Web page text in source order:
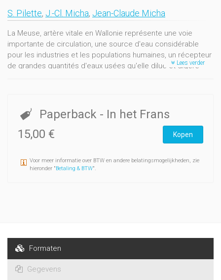
S. Pilette, J.-Cl. Micha, Jean-Claude Micha
La Meuse, artère vitale en Wallonie représente une voie
importante de circulation, une source d'eau considérable
pour les industries et les populations humaines, un récepteur
de grandes quantités d'eaux usées qu'elle dilue et digère
utilisateurs de la Meuse aux écologiestes scientifiques pour
qu'ils réfléchissent ensemble à une gestion plus globale,
intégrant la protection de cet écosystème à
sondéveloppement économique et récréatif.
Lees verder
Paperback - In het Frans
15,00 €
Kopen
Voor meer informatie over BTW en andere belatingsmogelijkheden, zie
hieronder "Betaling & BTW".
Formaten
Gegevens